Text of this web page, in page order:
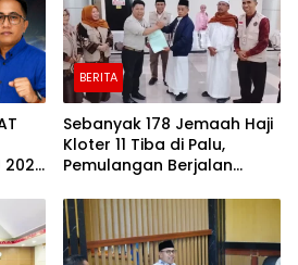
2026
BERITA
Sebanyak 178 Jemaah Haji
Kloter 11 Tiba di Palu,
Pemulangan Berjalan